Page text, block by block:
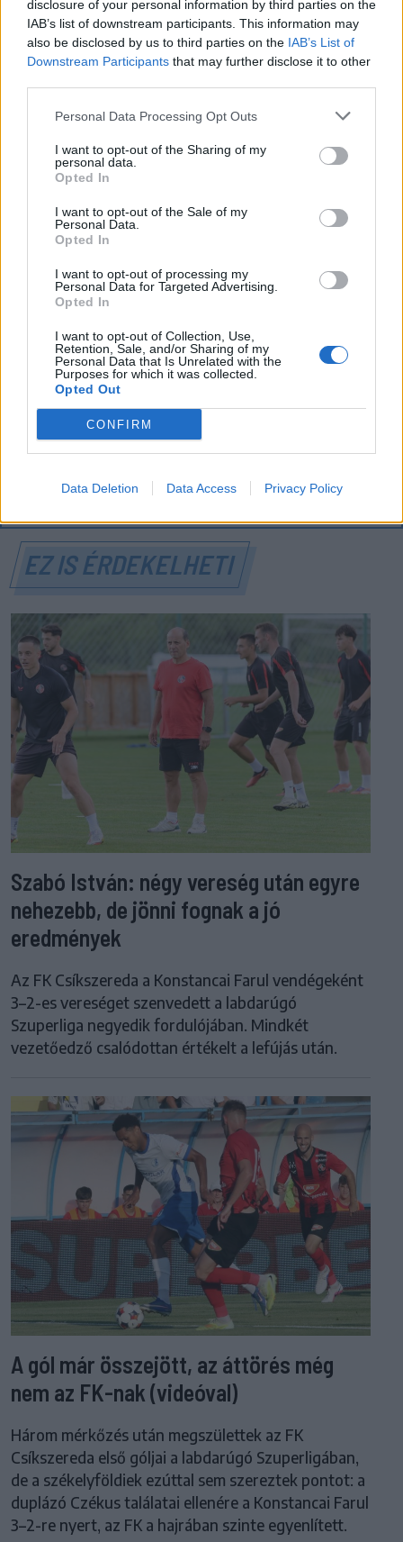
disclosure of your personal information by third parties on the
IAB’s list of downstream participants. This information may
also be disclosed by us to third parties on the IAB’s List of
Downstream Participants that may further disclose it to other
Personal Data Processing Opt Outs
I want to opt-out of the Sharing of my
personal data.
Opted In
I want to opt-out of the Sale of my
Personal Data.
Opted In
I want to opt-out of processing my
Personal Data for Targeted Advertising.
Opted In
I want to opt-out of Collection, Use,
Retention, Sale, and/or Sharing of my
Personal Data that Is Unrelated with the
Purposes for which it was collected.
Opted Out
CONFIRM
Data Deletion Data Access Privacy Policy
FŐTÉR
A Román Rendőrség azt üzeni,
semmiképpen ne higgyenek a Román
Rendőrségnek – hírmix
További híreink: sziklát akart a Dunába robbantani a
hadsereg, egyelőre sikertelenül, az illetékes szerint
pedig semmiféle korlátozás nem lesz a lakossági
áramfogyasztásban.
EZ IS ÉRDEKELHETI
Szabó István: négy vereség után egyre
nehezebb, de jönni fognak a jó
eredmények
Az FK Csíkszereda a Konstancai Farul vendégeként
3–2-es vereséget szenvedett a labdarúgó
Szuperliga negyedik fordulójában. Mindkét
vezetőedző csalódottan értékelt a lefújás után.
A gól már összejött, az áttörés még
nem az FK-nak (videóval)
Három mérkőzés után megszülettek az FK
Csíkszereda első góljai a labdarúgó Szuperligában,
de a székelyföldiek ezúttal sem szereztek pontot: a
duplázó Czékus találatai ellenére a Konstancai Farul
3–2-re nyert, az FK a hajrában szinte egyenlített.